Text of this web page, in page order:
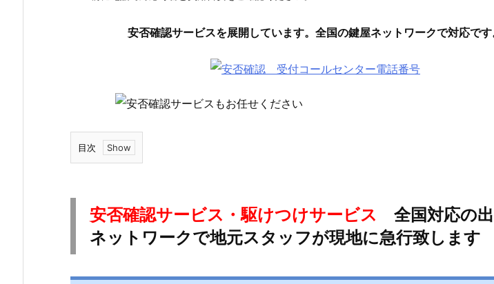
安否確認サービスを展開しています。全国の鍵屋ネットワークで対応です
目次
1.
確
認
安否確認サービス・駆けつけサービス
全国対応の
ネットワークで地元スタッフが現地に急行致します